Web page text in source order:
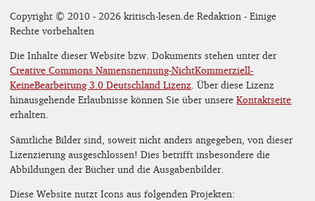
Copyright © 2010 - 2026 kritisch-lesen.de Redaktion - Einige
Rechte vorbehalten
Die Inhalte dieser Website bzw. Dokuments stehen unter der
Creative Commons Namensnennung-NichtKommerziell-
KeineBearbeitung 3.0 Deutschland Lizenz . Über diese Lizenz
hinausgehende Erlaubnisse können Sie über unsereKontaktseite
erhalten.
Sämtliche Bilder sind, soweit nicht anders angegeben, von dieser
Lizenzierung ausgeschlossen! Dies betrifft insbesondere die
Abbildungen der Bücher und die Ausgabenbilder.
Diese Website nutzt Icons aus folgenden Projekten: